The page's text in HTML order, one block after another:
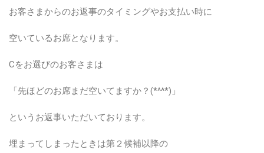
お客さまからのお返事のタイミングやお支払い時に
空いているお席となります。
Cをお選びのお客さまは
「先ほどのお席まだ空いてますか？(*^^*)」
というお返事いただいております。
埋まってしまったときは第２候補以降の